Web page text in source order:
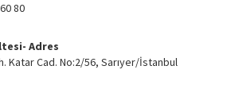
80
Adres
Katar Cad. No:2/56, Sarıyer/İstanbul